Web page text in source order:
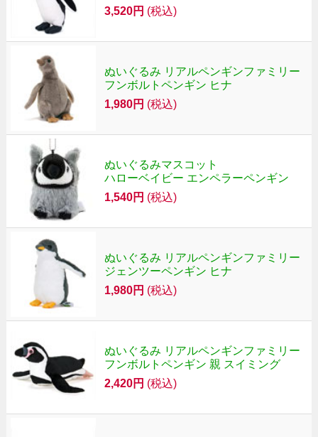
3,520円 (税込)
ぬいぐるみ リアルペンギンファミリー
フンボルトペンギン ヒナ
1,980円 (税込)
ぬいぐるみマスコット
ハローベイビー エンペラーペンギン
1,540円 (税込)
ぬいぐるみ リアルペンギンファミリー
ジェンツーペンギン ヒナ
1,980円 (税込)
ぬいぐるみ リアルペンギンファミリー
フンボルトペンギン 親 スイミング
2,420円 (税込)